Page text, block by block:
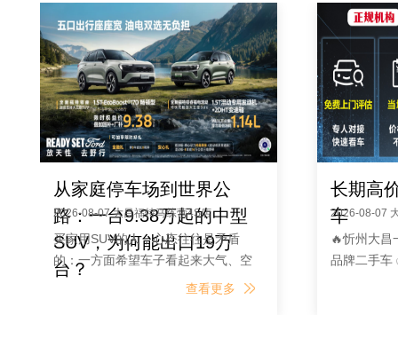
从家庭停车场到世界公
路：一台9.38万起的中型
SUV，为何能出口19万
台？
2026-08-07 大昌福特马练营4S店
买家用SUV的人，心态往往是矛盾
的：一方面希望车子看起来大气、空
间宽敞，能撑得起全家出行的体面；
查看更多
长期高
车
2026-08-07
🔥忻州大昌
品牌二手车